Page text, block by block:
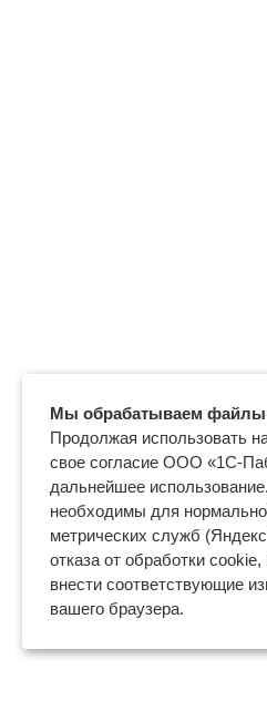
Мы обрабатываем файлы
Продолжая использовать
свое согласие ООО «1С-
дальнейшее
необходимы для
метрических служб
отказа от обработки
внести соответствующие
вашего браузера.